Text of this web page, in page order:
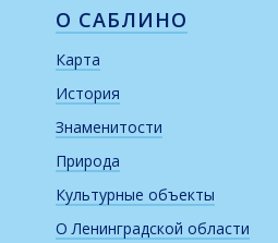
О САБЛИНО
Карта
История
Знаменитости
Природа
Культурные объекты
О Ленинградской области